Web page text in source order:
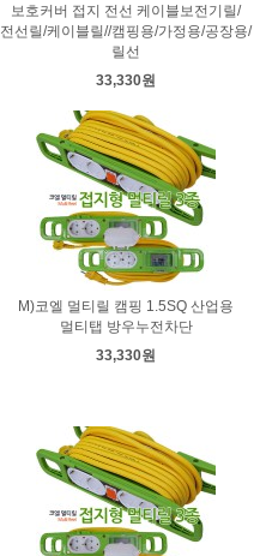
보호커버 접지 전선 케이블보전기릴/
전선릴/케이블릴//캠핑용/가정용/공장용/
릴선
33,330원
M)코엘 멀티릴 캠핑 1.5SQ 산업용
멀티탭 방우누전차단
33,330원